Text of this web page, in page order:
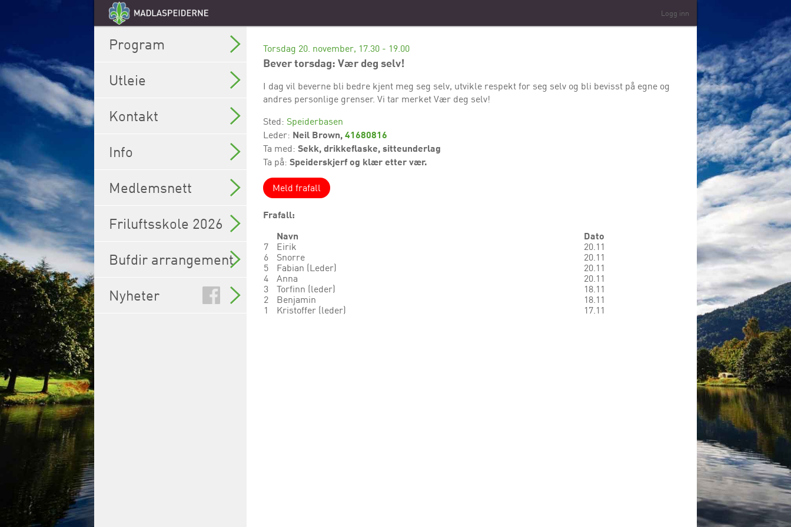
Program
Utleie
Kontakt
Info
Medlemsnett
Friluftsskole 2026
Bufdir arrangement
Nyheter
Logg inn
Torsdag 20. november, 17.30 - 19.00
Bever torsdag: Vær deg selv!
I dag vil beverne bli bedre kjent meg seg selv, utvikle respekt for seg selv og bli bevisst på egne og
andres personlige grenser. Vi tar merket Vær deg selv!
Sted: Speiderbasen
Leder: Neil Brown,41680816
Ta med: Sekk, drikkeflaske, sitteunderlag
Ta på: Speiderskjerf og klær etter vær.
Meld frafall
Frafall:
Navn
Dato
7 Eirik
20.11
6
Snorre
20.11
5
Fabian (Leder)
20.11
4
Anna
20.11
3
Torfinn (leder)
18.11
2
Benjamin
18.11
1
Kristoffer (leder) 17.11